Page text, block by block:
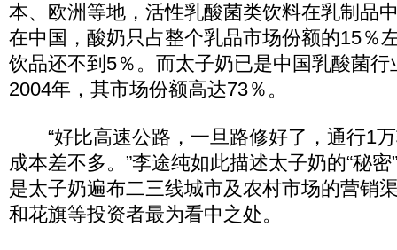
本、欧洲等地，活性乳酸菌类饮料在乳制品
在中国，酸奶只占整个乳品市场份额的15％
饮品还不到5％。而太子奶已是中国乳酸菌
2004年，其市场份额高达73％。
“好比高速公路，一旦路修好了，通行1万
成本差不多。”李途纯如此描述太子奶的“秘密
是太子奶遍布二三线城市及农村市场的营销
和花旗等投资者最为看中之处。